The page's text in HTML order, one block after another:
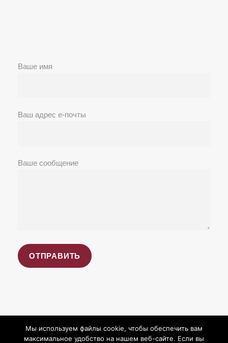
Ваше имя
Ваш адрес е-почты
Ваше сообщение
Мы используем файлы cookie, чтобы обеспечить вам
максимальное удобство на нашем веб-сайте. Если вы